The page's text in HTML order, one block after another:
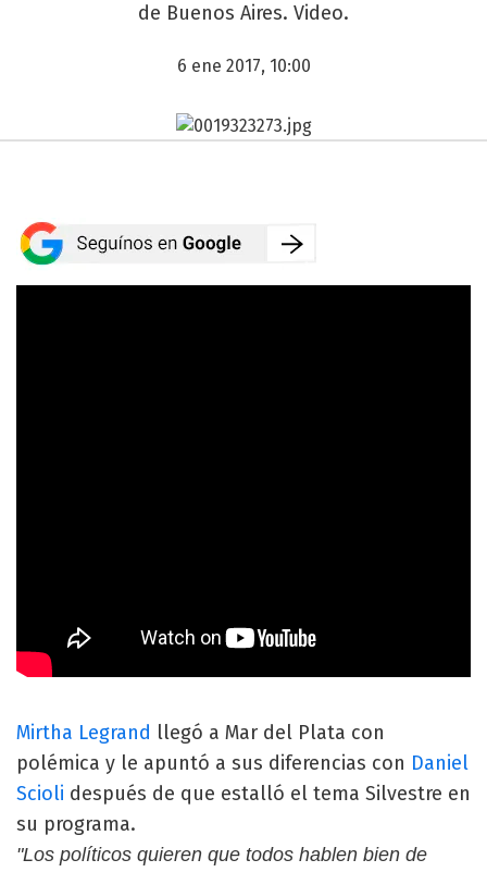
de Buenos Aires. Video.
6 ene 2017, 10:00
Mirtha Legrand llegó a Mar del Plata con
polémica y le apuntó a sus diferencias con Daniel
Scioli después de que estalló el tema Silvestre en
su programa.
"Los políticos quieren que todos hablen bien de